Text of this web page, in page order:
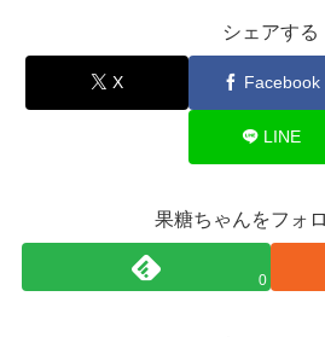
シェアする
X Facebook
LINE
果糖ちゃんをフォ
0